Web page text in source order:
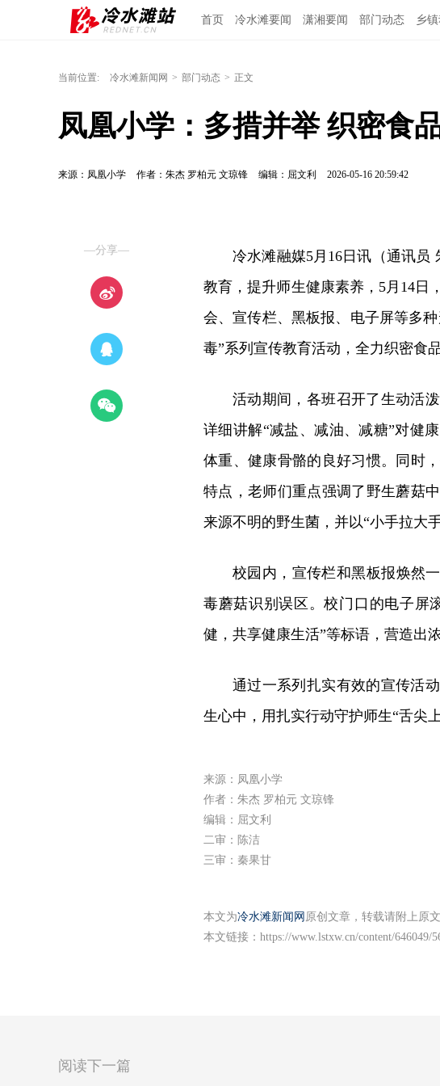
首页 冷水滩要闻 潇湘要闻 部门动态 乡
当前位置: 冷水滩新闻网 > 部门动态 > 正文
凤凰小学：多措并举 织密食
来源：凤凰小学 作者：朱杰 罗柏元 文琼锋 编辑：屈文利 2026-05-16 20:59:42
—分享—
冷水滩融媒5月16日讯（通讯员
教育，提升师生健康素养，5月14日
会、宣传栏、黑板报、电子屏等多
毒”系列宣传教育活动，全力织密食
活动期间，各班召开了生动活
详细讲解“减盐、减油、减糖”对健
体重、健康骨骼的良好习惯。同时
特点，老师们重点强调了野生蘑菇
来源不明的野生菌，并以“小手拉大
校园内，宣传栏和黑板报焕然
毒蘑菇识别误区。校门口的电子屏
健，共享健康生活”等标语，营造出
通过一系列扎实有效的宣传活
生心中，用扎实行动守护师生“舌尖
来源：凤凰小学
作者：朱杰 罗柏元 文琼锋
编辑：屈文利
二审：陈洁
三审：秦果甘
本文为冷水滩新闻网 原创文章，转载请附上原
本文链接： https://www.lstxw.cn/content/646049/
阅读下一篇